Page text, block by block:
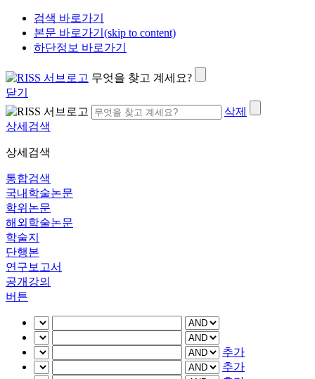
검색 바로가기
본문 바로가기(skip to content)
하단정보 바로가기
무엇을 찾고 계세요?
닫기
삭제
상세검색
상세검색
통합검색
국내학술논문
학위논문
해외학술논문
학술지
단행본
연구보고서
공개강의
버튼
추가
추가